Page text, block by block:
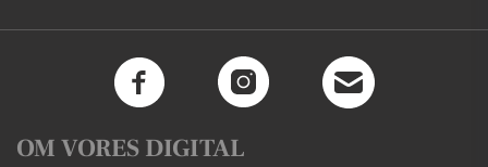
OM VORES DIGITAL